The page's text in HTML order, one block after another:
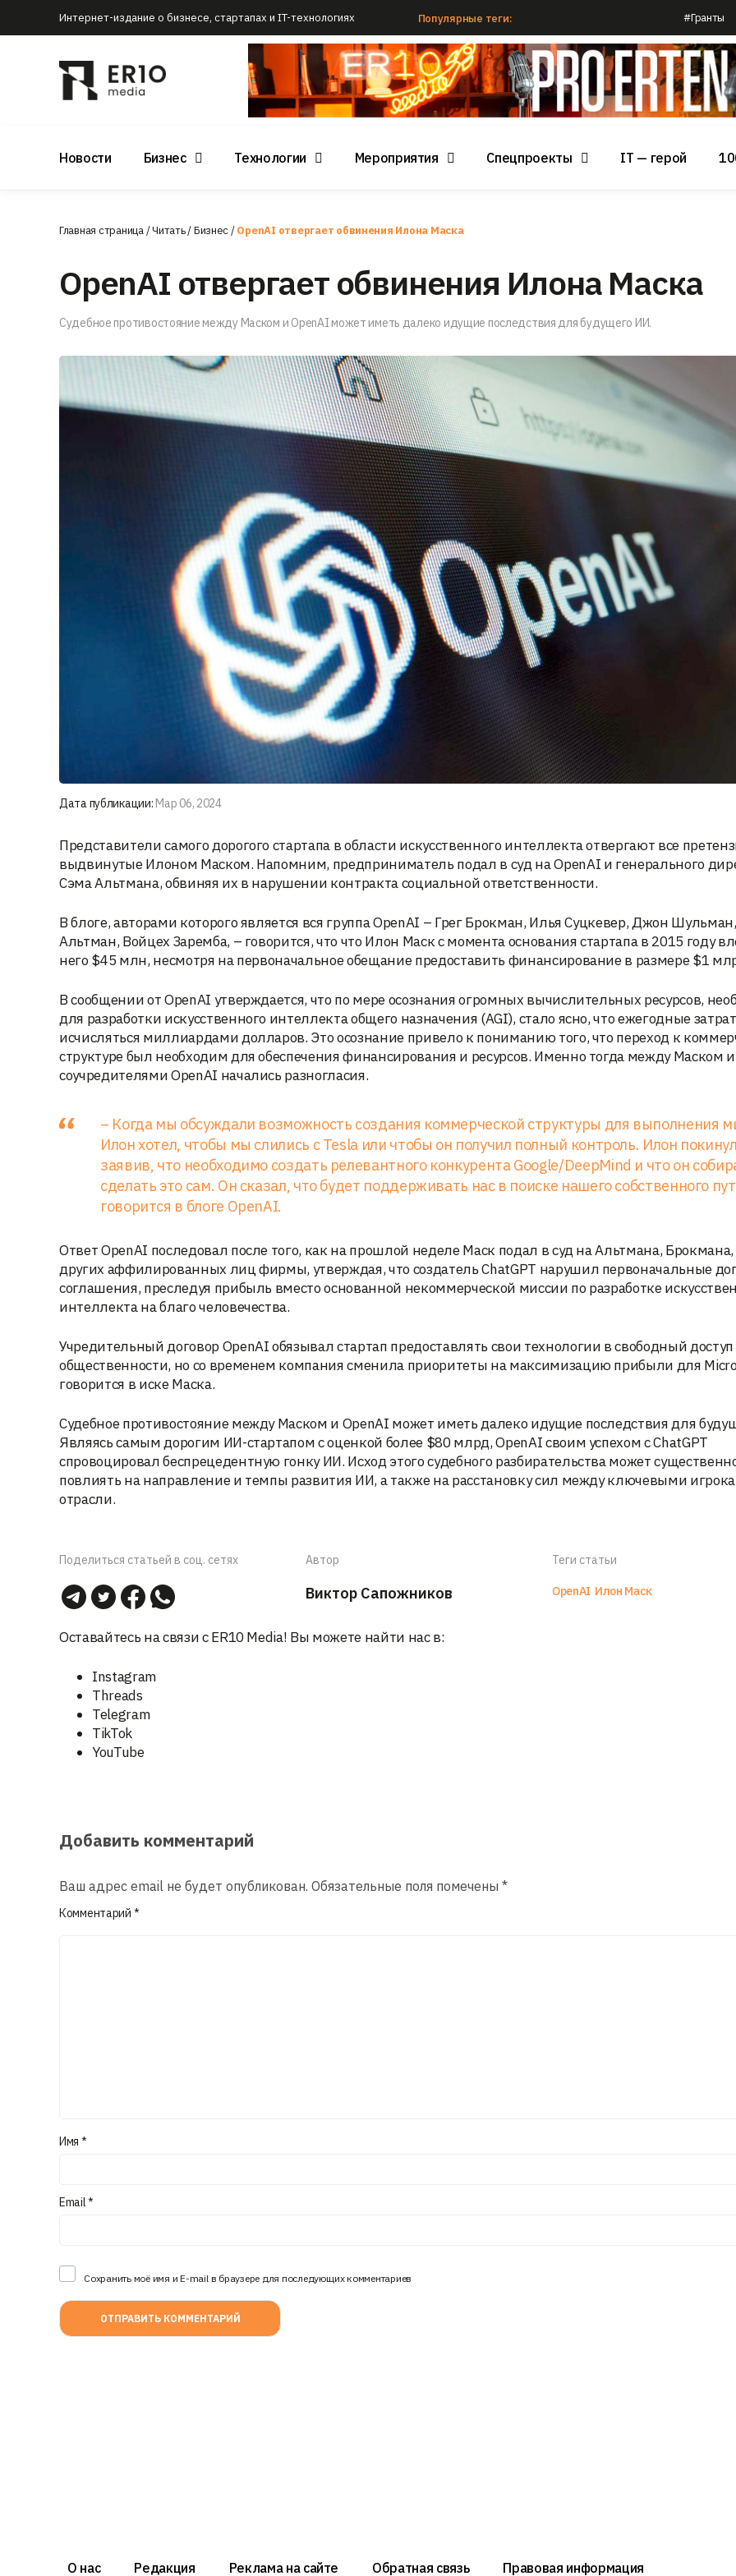
Интернет-издание о бизнесе, стартапах и IT-технологиях Популярные теги: #Гранты
Новости Бизнес Технологии Мероприятия Спецпроекты IT — герой
Главная страница/Читать/Бизнес/OpenAI отвергает обвинения Илона Маска
OpenAI отвергает обвинения Илона Маска
Судебное противостояние между Маском и OpenAI может иметь далеко идущие последствия для будущего ИИ.
Дата публикации: Мар 06, 2024
Представители самого дорогого стартапа в области искусственного интеллекта отвергают все
выдвинутые Илоном Маском. Напомним, предприниматель подал в суд на OpenAI и генерального
Сэма Альтмана, обвиняя их в нарушении контракта социальной ответственности.
В блоге, авторами которого является вся группа OpenAI – Грег Брокман, Илья Суцкевер, Джон
Альтман, Войцех Заремба, – говорится, что что Илон Маск с момента основания стартапа в 2015 году
него $45 млн, несмотря на первоначальное обещание предоставить финансирование в размере $1
В сообщении от OpenAI утверждается, что по мере осознания огромных вычислительных ресурсов,
для разработки искусственного интеллекта общего назначения (AGI), стало ясно, что ежегодные
исчисляться миллиардами долларов. Это осознание привело к пониманию того, что переход к
структуре был необходим для обеспечения финансирования и ресурсов. Именно тогда между Маском
соучредителями OpenAI начались разногласия.
– Когда мы обсуждали возможность создания коммерческой структуры для выполнения
Илон хотел, чтобы мы слились с Tesla или чтобы он получил полный контроль. Илон
заявив, что необходимо создать релевантного конкурента Google/DeepMind и что он
сделать это сам. Он сказал, что будет поддерживать нас в поиске нашего собственного
говорится в блоге OpenAI.
Ответ OpenAI последовал после того, как на прошлой неделе Маск подал в суд на Альтмана,
других аффилированных лиц фирмы, утверждая, что создатель ChatGPT нарушил первоначальные
соглашения, преследуя прибыль вместо основанной некоммерческой миссии по разработке
интеллекта на благо человечества.
Учредительный договор OpenAI обязывал стартап предоставлять свои технологии в свободный доступ
общественности, но со временем компания сменила приоритеты на максимизацию прибыли для
говорится в иске Маска.
Судебное противостояние между Маском и OpenAI может иметь далеко идущие последствия для
Являясь самым дорогим ИИ-стартапом с оценкой более $80 млрд, OpenAI своим успехом с ChatGPT
спровоцировал беспрецедентную гонку ИИ. Исход этого судебного разбирательства может
повлиять на направление и темпы развития ИИ, а также на расстановку сил между ключевыми
отрасли.
Поделиться статьей в соц. сетях Автор
Виктор Сапожников
Теги статьи
OpenAI Илон Маск
Оставайтесь на связи с ER10 Media! Вы можете найти нас в:
Instagram
Threads
Telegram
TikTok
YouTube
Добавить комментарий
Ваш адрес email не будет опубликован. Обязательные поля помечены *
Комментарий *
Имя *
Email*
Сохранить моё имя и E-mail в браузере для последующих комментариев
О нас Редакция Реклама на сайте Обратная связь Правовая информация